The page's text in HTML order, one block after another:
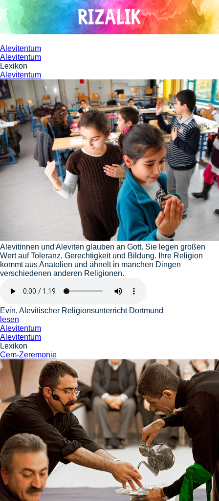
Direkt
zum
Inhalt
RIZALIK
Alevitentum
Alevitentum
Lexikon
Alevitentum
Alevitinnen und Aleviten glauben an Gott. Sie legen großen
Wert auf Toleranz, Gerechtigkeit und Bildung. Ihre Religion
kommt aus Anatolien und ähnelt in manchen Dingen
verschiedenen anderen Religionen.
Evin, Alevitischer Religionsunterricht Dortmund
lesen
Alevitentum
Alevitentum
Lexikon
Cem-Zeremonie